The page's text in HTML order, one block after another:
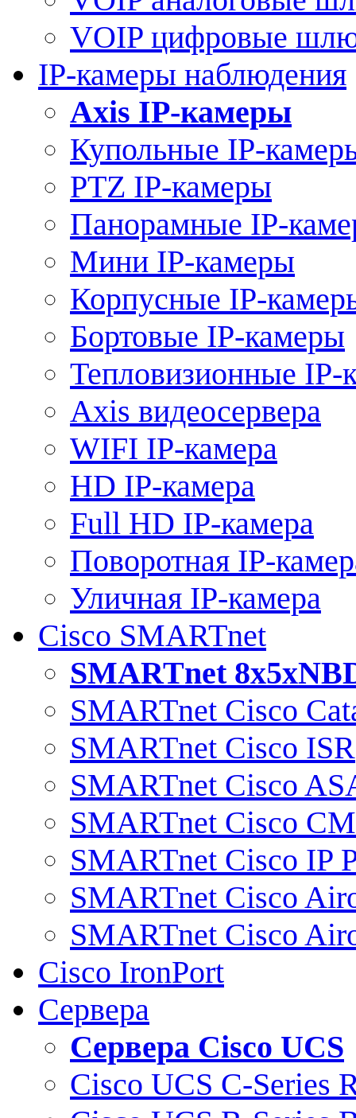
VOIP цифровые
IP-камеры наблюдения
Axis IP-камеры
Купольные IP-
PTZ IP-камеры
Панорамные IP-
Мини IP-камеры
Корпусные IP-
Бортовые IP-камеры
Тепловизионные IP-
Axis видеосервера
WIFI IP-камера
HD IP-камера
Full HD IP-камера
Поворотная IP-
Уличная IP-камера
Cisco SMARTnet
SMARTnet
SMARTnet Cisco
SMARTnet Cisco ISR
SMARTnet Cisco
SMARTnet Cisco
SMARTnet Cisco IP
SMARTnet Cisco
SMARTnet Cisco
Cisco IronPort
Сервера
Сервера Cisco UCS
Cisco UCS C-Series